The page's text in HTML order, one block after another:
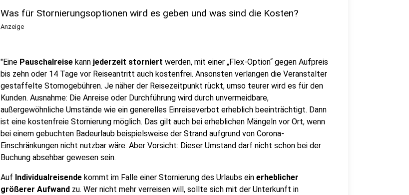
Was für Stornierungsoptionen wird es geben und was sind die Kosten?
Anzeige
"Eine Pauschalreise kann jederzeit storniert werden, mit einer „Flex-Option“ gegen Aufpreis
bis zehn oder 14 Tage vor Reiseantritt auch kostenfrei. Ansonsten verlangen die Veranstalter
gestaffelte Stornogebühren. Je näher der Reisezeitpunkt rückt, umso teurer wird es für den
Kunden. Ausnahme: Die Anreise oder Durchführung wird durch unvermeidbare,
außergewöhnliche Umstände wie ein generelles Einreiseverbot erheblich beeinträchtigt. Dann
ist eine kostenfreie Stornierung möglich. Das gilt auch bei erheblichen Mängeln vor Ort, wenn
bei einem gebuchten Badeurlaub beispielsweise der Strand aufgrund von Corona-
Einschränkungen nicht nutzbar wäre. Aber Vorsicht: Dieser Umstand darf nicht schon bei der
Buchung absehbar gewesen sein.
Auf Individualreisende kommt im Falle einer Stornierung des Urlaubs ein erheblicher
größerer Aufwand zu. Wer nicht mehr verreisen will, sollte sich mit der Unterkunft in